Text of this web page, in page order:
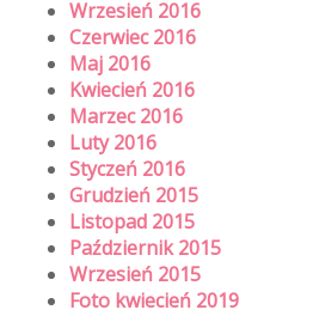
Wrzesień 2016
Czerwiec 2016
Maj 2016
Kwiecień 2016
Marzec 2016
Luty 2016
Styczeń 2016
Grudzień 2015
Listopad 2015
Październik 2015
Wrzesień 2015
Foto kwiecień 2019